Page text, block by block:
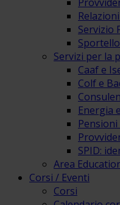
Servizio
Servizi per la
Caaf e
Colf e
Energia
SPID:
Area
Corsi / Eventi
Corsi